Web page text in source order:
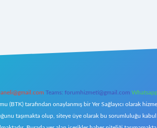
Teams: forumhizmeti@gmail.com
(BTK) tarafından onaylanmış bir Yer Sağlayıcı olarak
taşımakta olup, siteye üye olarak bu sorumluluğu